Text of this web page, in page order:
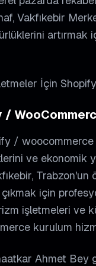
Vakfıkebir
İçin
/
ve ekonomik
için
işletmeleri
kurulum
Ahmet